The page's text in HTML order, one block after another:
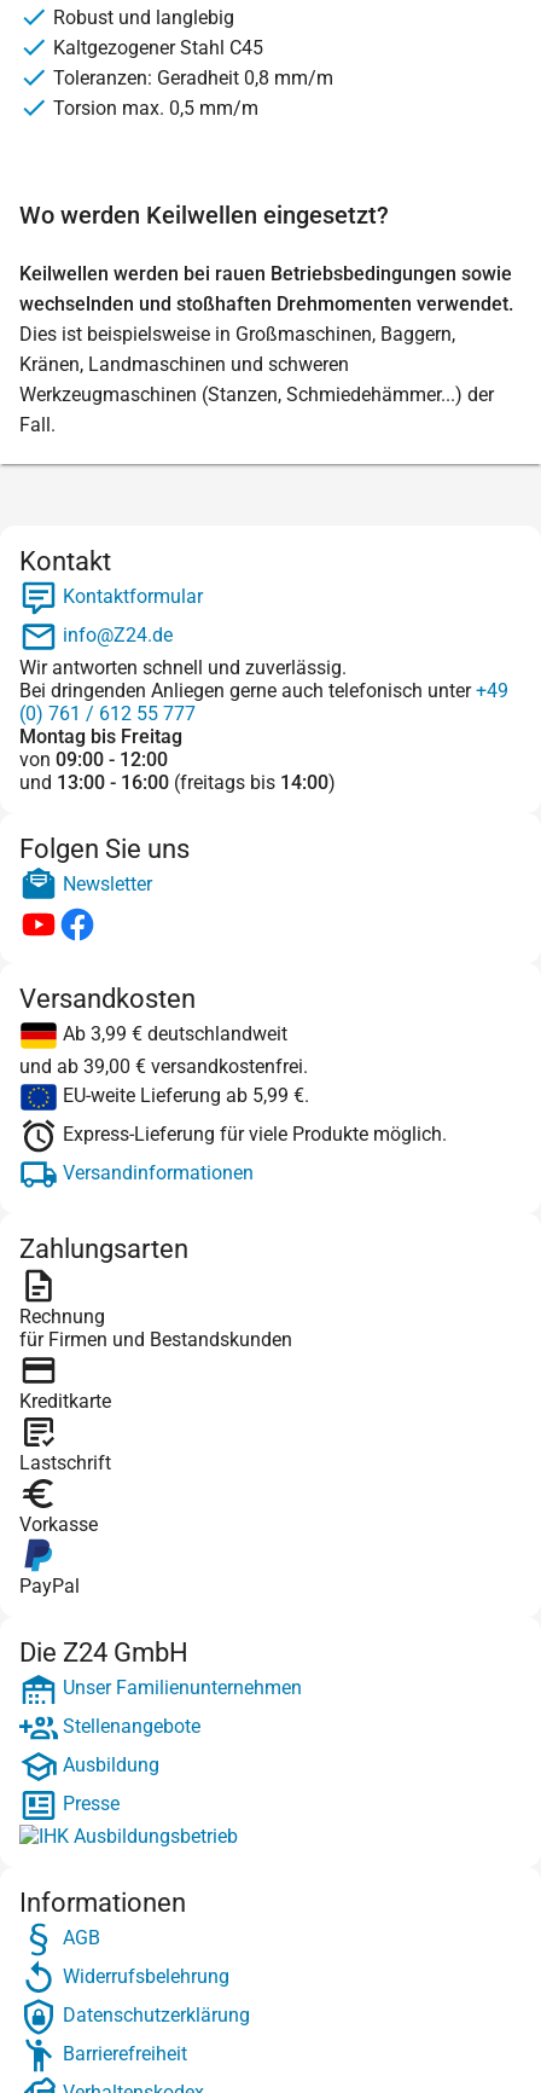
Robust und langlebig
Kaltgezogener Stahl C45
Toleranzen: Geradheit 0,8 mm/m
Torsion max. 0,5 mm/m
Wo werden Keilwellen eingesetzt?
Keilwellen werden bei rauen Betriebsbedingungen sowie
wechselnden und stoßhaften Drehmomenten verwendet.
Dies ist beispielsweise in Großmaschinen, Baggern,
Kränen, Landmaschinen und schweren
Werkzeugmaschinen (Stanzen, Schmiedehämmer...) der
Fall.
Kontakt
Kontaktformular
info@Z24.de
Wir antworten schnell und zuverlässig.
Bei dringenden Anliegen gerne auch telefonisch unter+49
(0) 761 / 612 55 777
Montag bis Freitag
von 09:00 - 12:00
und 13:00 - 16:00 (freitags bis 14:00)
Folgen Sie uns
Newsletter
Versandkosten
Ab 3,99 € deutschlandweit
und ab 39,00 € versandkostenfrei.
EU-weite Lieferung ab 5,99 €.
Express-Lieferung für viele Produkte möglich.
Versandinformationen
Zahlungsarten
Rechnung
für Firmen und Bestandskunden
Kreditkarte
Lastschrift
Vorkasse
PayPal
Die Z24 GmbH
Unser Familienunternehmen
Stellenangebote
Ausbildung
Presse
Informationen
AGB
Widerrufsbelehrung
Datenschutzerklärung
Barrierefreiheit